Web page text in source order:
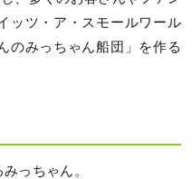
ッツ・ア・スモールワール
のみっちゃん船団」を作る
っちゃん。